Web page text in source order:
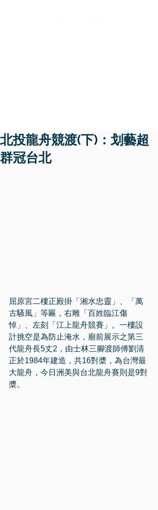
北投龍舟競渡(下)：划藝超
群冠台北
屈原宮二樓正殿掛「湘水忠靈」、「萬
古騷風」等匾，右雕「百姓臨江傷
悼」、左刻「江上龍舟競賽」。一樓設
計挑空是為防止淹水，廟前展示之第三
代龍舟長5丈2，由士林三腳渡師傅劉清
正於1984年建造，共16對槳，為台灣最
大龍舟，今日洲美與台北龍舟賽則是9對
槳。